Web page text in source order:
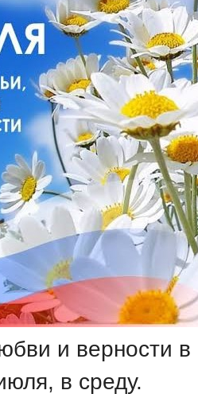
и верности в
в среду.